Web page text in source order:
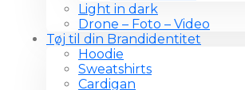
Light in dark
Drone – Foto – Video
Tøj til din Brandidentitet
Hoodie
Sweatshirts
Cardigan